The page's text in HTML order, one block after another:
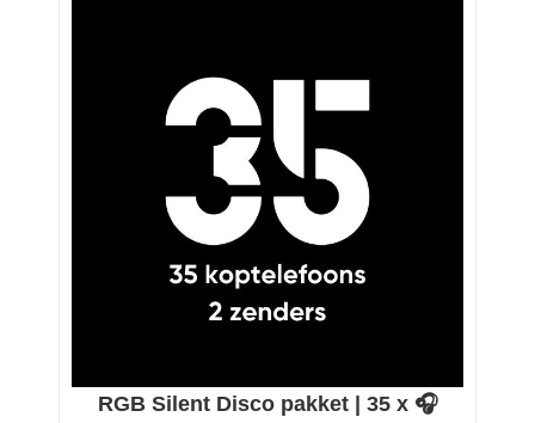
RGB Silent Disco pakket | 35 x 🎧